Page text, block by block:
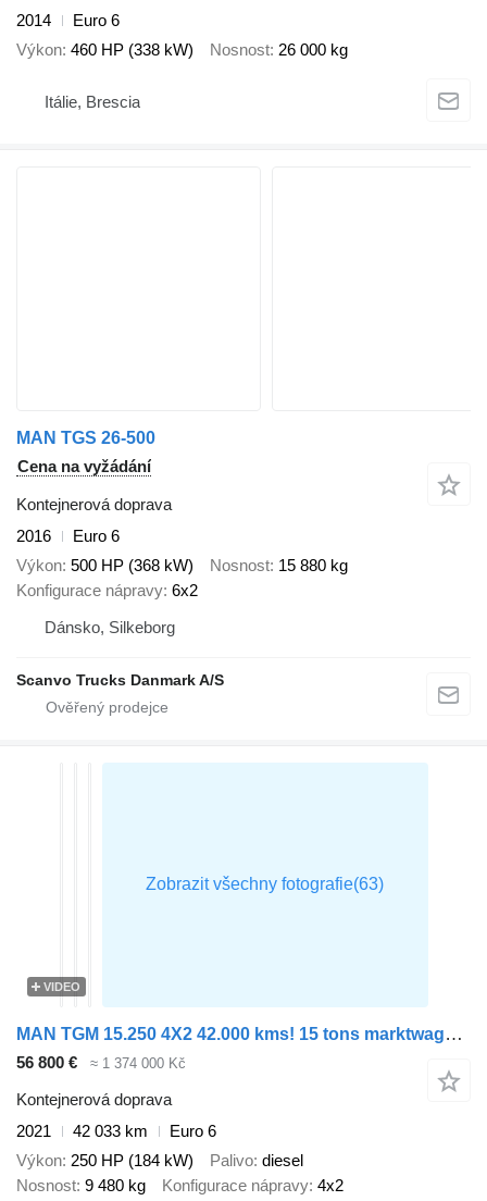
2014
Euro 6
Výkon 460 HP (338 kW) Nosnost 26 000 kg
Itálie, Brescia
MAN TGS 26-500
Cena na vyžádání
Kontejnerová doprava
2016
Euro 6
Výkon 500 HP (368 kW) Nosnost 15 880 kg
Konfigurace nápravy 6x2
Dánsko, Silkeborg
Scanvo Trucks Danmark A/S
VIDEO
MAN TGM 15.250 4X2 42.000 kms! 15 tons marktwagen BDF Automatic Full
56 800 € ≈ 1 374 000 Kč
Kontejnerová doprava
2021
42 033 km
Euro 6
Výkon 250 HP (184 kW) Palivo diesel
Nosnost 9 480 kg Konfigurace nápravy 4x2